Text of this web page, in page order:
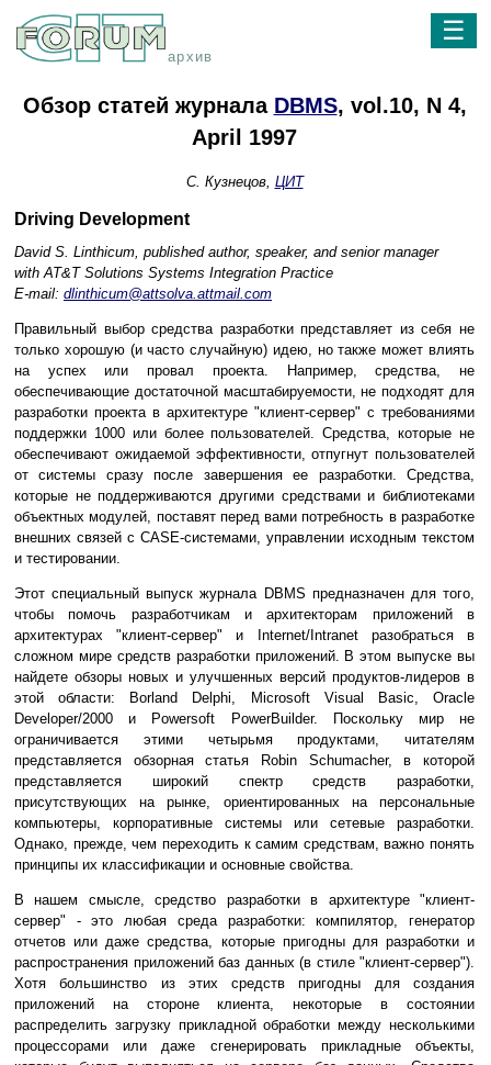
архив
☰
Обзор статей журнала DBMS, vol.10, N 4,
April 1997
С. Кузнецов, ЦИТ
Driving Development
David S. Linthicum, published author, speaker, and senior manager
with AT&T Solutions Systems Integration Practice
E-mail: dlinthicum@attsolva.attmail.com
Правильный выбор средства разработки представляет из себя не
только хорошую (и часто случайную) идею, но также может влиять
на успех или провал проекта. Например, средства, не
обеспечивающие достаточной масштабируемости, не подходят для
разработки проекта в архитектуре "клиент-сервер" с требованиями
поддержки 1000 или более пользователей. Средства, которые не
обеспечивают ожидаемой эффективности, отпугнут пользователей
от системы сразу после завершения ее разработки. Средства,
которые не поддерживаются другими средствами и библиотеками
объектных модулей, поставят перед вами потребность в разработке
внешних связей с CASE-системами, управлении исходным текстом
и тестировании.
Этот специальный выпуск журнала DBMS предназначен для того,
чтобы помочь разработчикам и архитекторам приложений в
архитектурах "клиент-сервер" и Internet/Intranet разобраться в
сложном мире средств разработки приложений. В этом выпуске вы
найдете обзоры новых и улучшенных версий продуктов-лидеров в
этой области: Borland Delphi, Microsoft Visual Basic, Oracle
Developer/2000 и Powersoft PowerBuilder. Поскольку мир не
ограничивается этими четырьмя продуктами, читателям
представляется обзорная статья Robin Schumacher, в которой
представляется широкий спектр средств разработки,
присутствующих на рынке, ориентированных на персональные
компьютеры, корпоративные системы или сетевые разработки.
Однако, прежде, чем переходить к самим средствам, важно понять
принципы их классификации и основные свойства.
В нашем смысле, средство разработки в архитектуре "клиент-
сервер" - это любая среда разработки: компилятор, генератор
отчетов или даже средства, которые пригодны для разработки и
распространения приложений баз данных (в стиле "клиент-сервер").
Хотя большинство из этих средств пригодны для создания
приложений на стороне клиента, некоторые в состоянии
распределить загрузку прикладной обработки между несколькими
процессорами или даже сгенерировать прикладные объекты,